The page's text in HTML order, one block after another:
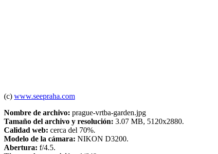
(c) www.seepraha.com
Nombre de archivo: prague-vrtba-garden.jpg
Tamaño del archivo y resolución: 3.07 MB, 5120x2880.
Calidad web: cerca del 70%.
Modelo de la cámara: NIKON D3200.
Abertura: f/4.5.